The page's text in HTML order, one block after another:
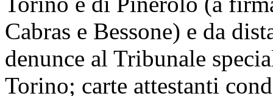
Cabras e Bessone) e da
denunce al Tribunale
Torino; carte attestanti